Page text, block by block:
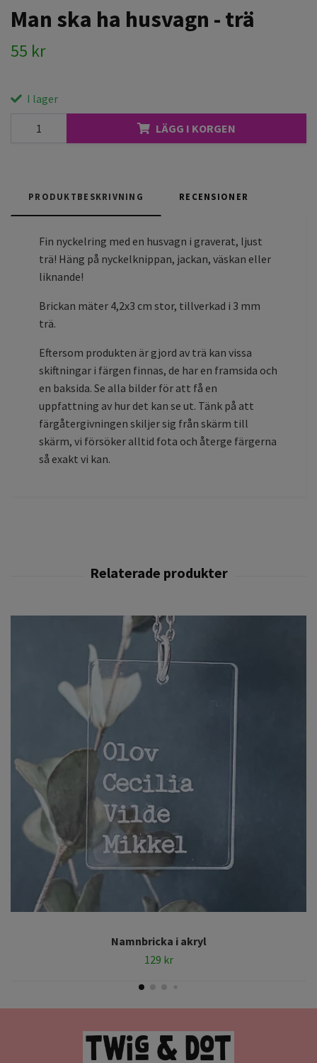
Man ska ha husvagn - trä
55 kr
I lager
LÄGG I KORGEN
PRODUKTBESKRIVNING RECENSIONER
Fin nyckelring med en husvagn i graverat, ljust
trä! Häng på nyckelknippan, jackan, väskan eller
liknande!
Brickan mäter 4,2x3 cm stor, tillverkad i 3 mm
trä.
Eftersom produkten är gjord av trä kan vissa
skiftningar i färgen finnas, de har en framsida och
en baksida. Se alla bilder för att få en
uppfattning av hur det kan se ut. Tänk på att
färgåtergivningen skiljer sig från skärm till
skärm, vi försöker alltid fota och återge färgerna
så exakt vi kan.
Namnbricka i akryl
129 kr